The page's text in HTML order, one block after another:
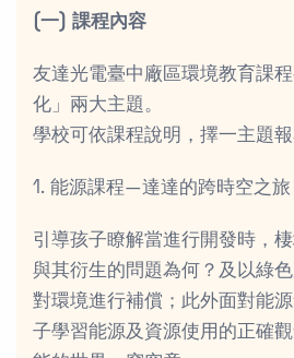
(一) 課程內容
友達光電臺中廠區環境教育課
化」兩大主題。
學校可依課程說明，擇一主題報
1. 能源課程—達達的跨時空之旅
引導孩子瞭解當進行開發時，
與其衍生的問題為何？及以綠
對環境進行補償；此外面對能
子學習能源及資源使用的正確